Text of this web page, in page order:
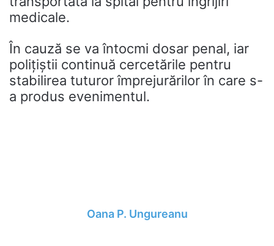
medicale.
În cauză se va întocmi dosar penal, iar
polițiștii continuă cercetările pentru
stabilirea tuturor împrejurărilor în care s-
a produs evenimentul.
Oana P. Ungureanu